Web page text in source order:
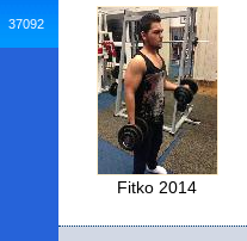
37092
Fitko 2014